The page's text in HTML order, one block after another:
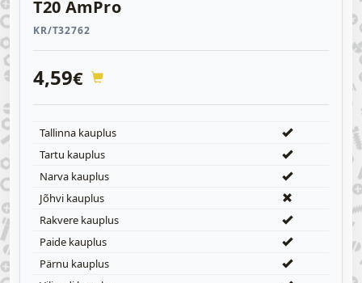
T20 AmPro
KR/T32762
4,59€
Tallinna kauplus
Tartu kauplus
Narva kauplus
Jõhvi kauplus
Rakvere kauplus
Paide kauplus
Pärnu kauplus